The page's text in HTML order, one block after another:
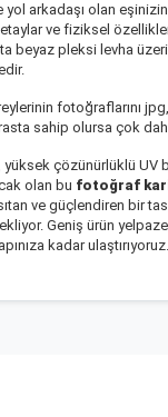
arkadaşı olan
ve fiziksel
beyaz pleksi levha
fotoğraflarını
sahip olursa çok
yüksek çözünürlüklü UV
olan bu fotoğraf
ve güçlendiren bir
Geniş ürün
kadar